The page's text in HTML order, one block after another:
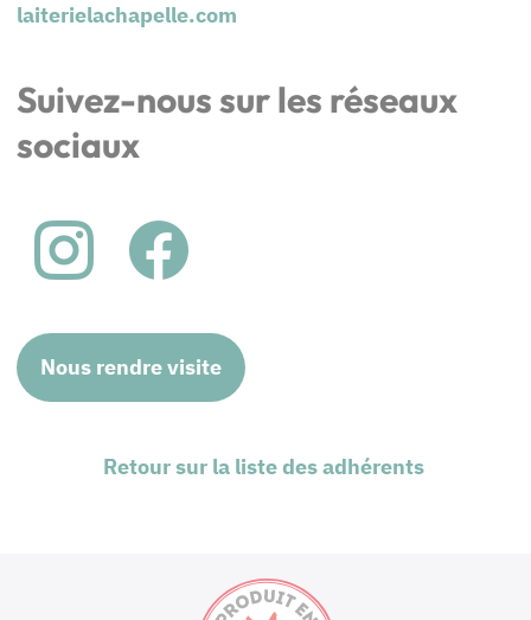
laiterielachapelle.com
Suivez-nous sur les réseaux
sociaux
Nous rendre visite
Retour sur la liste des adhérents